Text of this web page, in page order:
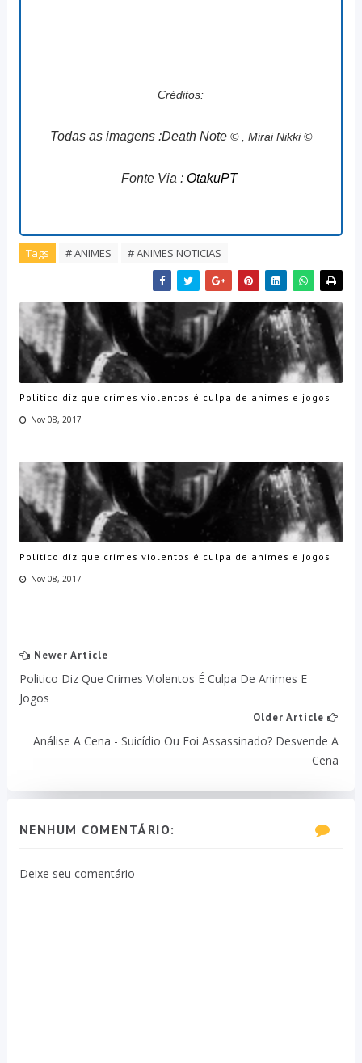
Créditos:
Todas as imagens :Death Note © , Mirai Nikki ©
Fonte Via : OtakuPT
Tags # ANIMES # ANIMES NOTICIAS
Politico diz que crimes violentos é culpa de animes e jogos
Nov 08, 2017
Politico diz que crimes violentos é culpa de animes e jogos
Nov 08, 2017
Newer Article
Politico Diz Que Crimes Violentos É Culpa De Animes E
Jogos
Older Article
Análise A Cena - Suicídio Ou Foi Assassinado? Desvende A
Cena
NENHUM COMENTÁRIO:
Deixe seu comentário